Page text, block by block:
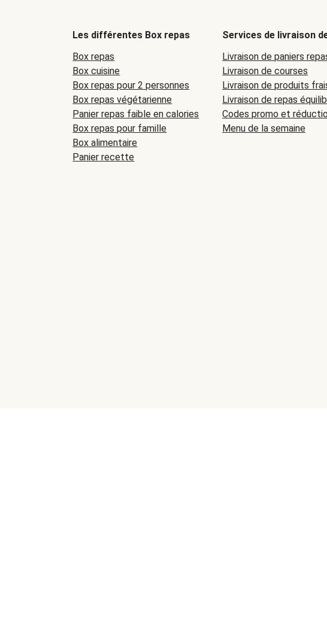
Les différentes Box repas
Box repas
Box cuisine
Box repas pour 2 personnes
Box repas végétarienne
Panier repas faible en calories
Box repas pour famille
Box alimentaire
Panier recette
Services de livraison
Livraison de paniers
Livraison de courses
Livraison de produits
Livraison de repas
Codes promo et
Menu de la semaine